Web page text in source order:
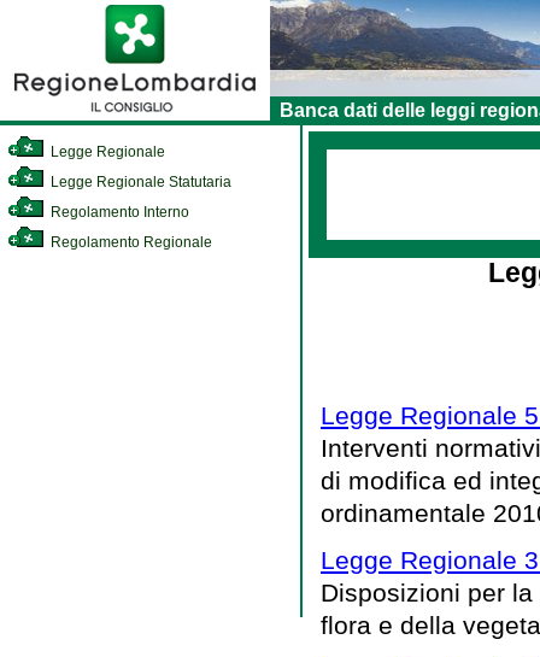
Banca dati delle leggi
Legge Regionale
Legge Regionale Statutaria
Regolamento Interno
Regolamento Regionale
Legge Regionale
Interventi
di modifica ed
ordinamentale
Legge Regionale
Disposizioni per
flora e della